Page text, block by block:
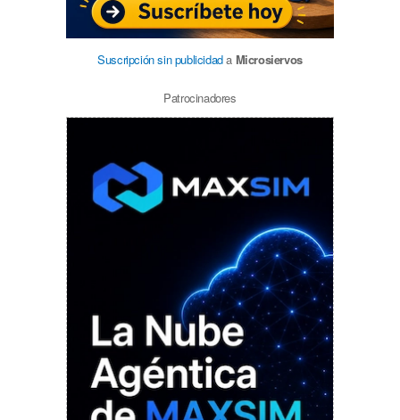
Suscripción sin publicidada Microsiervos
Patrocinadores